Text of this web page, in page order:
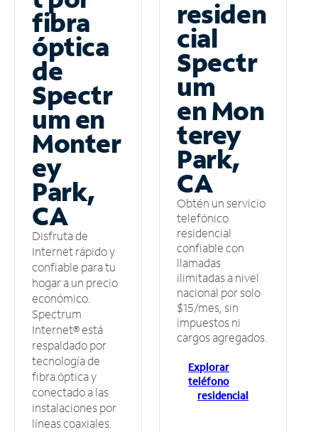
fibra
óptica
de
Spectr
um en
Monter
ey
Park,
CA
Disfruta de
Internet rápido y
confiable para tu
hogar a un precio
económico.
Spectrum
Internet® está
respaldado por
tecnología de
fibra óptica y
conectado a las
instalaciones por
líneas coaxiales.
residen
cial
Spectr
um
en Mon
terey
Park,
CA
Obtén un servicio
telefónico
residencial
confiable con
llamadas
ilimitadas a nivel
nacional por solo
$15/mes, sin
impuestos ni
cargos agregados.
Explorar
teléfono
residencial